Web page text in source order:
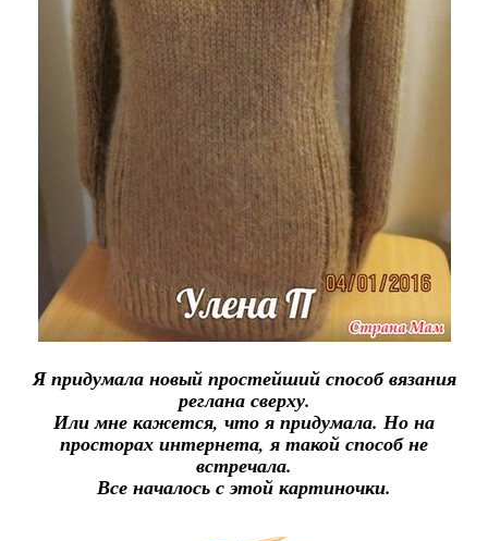
Я придумала новый простейший способ вязания
реглана сверху.
Или мне кажется, что я придумала. Но на
просторах интернета, я такой способ не
встречала.
Все началось с этой картиночки.